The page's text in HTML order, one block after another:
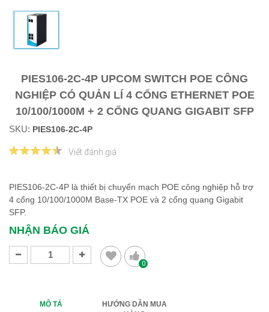
PIES106-2C-4P UPCOM SWITCH POE CÔNG
NGHIỆP CÓ QUẢN LÍ 4 CỔNG ETHERNET POE
10/100/1000M + 2 CỔNG QUANG GIGABIT SFP
SKU: PIES106-2C-4P
Viết đánh giá
PIES106-2C-4P là thiết bị chuyển mạch POE công nghiệp hỗ trợ
4 cổng 10/100/1000M Base-TX POE và 2 cổng quang Gigabit
SFP.
NHẬN BÁO GIÁ
0
MÔ TẢ
HƯỚNG DẪN MUA